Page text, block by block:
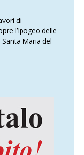
di
l’Ipogeo delle
Maria del